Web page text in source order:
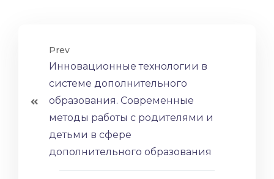
Prev
Инновационные технологии в
системе дополнительного
образования. Современные
методы работы с родителями и
детьми в сфере
дополнительного образования